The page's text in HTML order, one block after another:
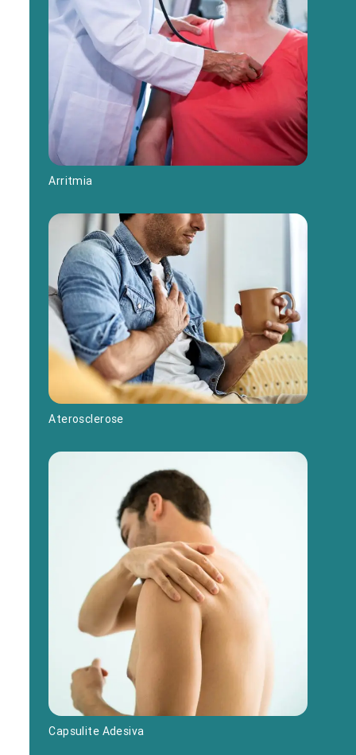
Arritmia
Aterosclerose
Capsulite Adesiva